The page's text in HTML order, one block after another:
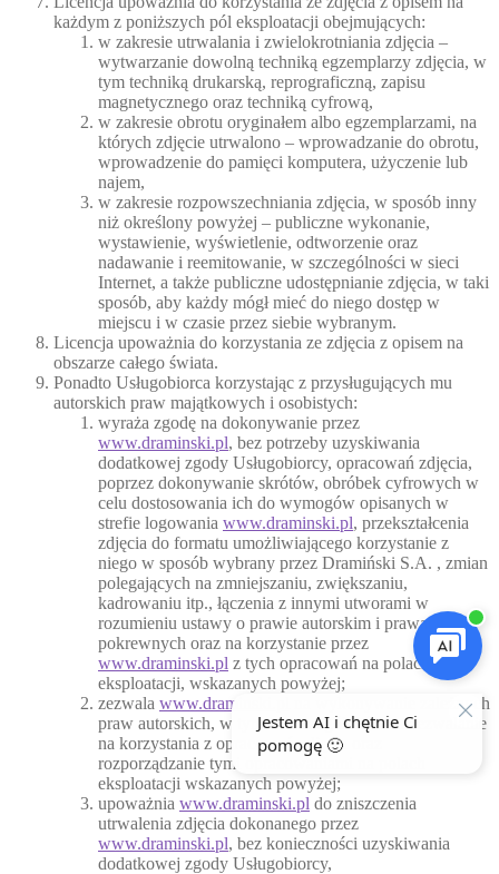
każdym z poniższych pól eksploatacji obejmujących:
w zakresie utrwalania i zwielokrotniania zdjęcia –
wytwarzanie dowolną techniką egzemplarzy zdjęcia, w
tym techniką drukarską, reprograficzną, zapisu
magnetycznego oraz techniką cyfrową,
w zakresie obrotu oryginałem albo egzemplarzami, na
których zdjęcie utrwalono – wprowadzanie do obrotu,
wprowadzenie do pamięci komputera, użyczenie lub
najem,
w zakresie rozpowszechniania zdjęcia, w sposób inny
niż określony powyżej – publiczne wykonanie,
wystawienie, wyświetlenie, odtworzenie oraz
nadawanie i reemitowanie, w szczególności w sieci
Internet, a także publiczne udostępnianie zdjęcia, w taki
sposób, aby każdy mógł mieć do niego dostęp w
miejscu i w czasie przez siebie wybranym.
Licencja upoważnia do korzystania ze zdjęcia z opisem na
obszarze całego świata.
Ponadto Usługobiorca korzystając z przysługujących mu
autorskich praw majątkowych i osobistych:
wyraża zgodę na dokonywanie przez
www.draminski.pl, bez potrzeby uzyskiwania
dodatkowej zgody Usługobiorcy, opracowań zdjęcia,
poprzez dokonywanie skrótów, obróbek cyfrowych w
celu dostosowania ich do wymogów opisanych w
strefie logowania www.draminski.pl, przekształcenia
zdjęcia do formatu umożliwiającego korzystanie z
niego w sposób wybrany przez Dramiński S.A. , zmian
polegających na zmniejszaniu, zwiększaniu,
kadrowaniu itp., łączenia z innymi utworami w
rozumieniu ustawy o prawie autorskim i prawach
pokrewnych oraz na korzystanie przez
www.draminski.pl z tych opracowań na polach
eksploatacji, wskazanych powyżej;
zezwala www.draminski.pl
na wykonywanie zależnych
praw autorskich, w tym w szczególności na zezwalanie
na korzystania z opracowań zdjęcia oraz
rozporządzanie tymi opracowaniami na polach
eksploatacji wskazanych powyżej;
upoważnia www.draminski.pl do zniszczenia
utrwalenia zdjęcia dokonanego przez
www.draminski.pl, bez konieczności uzyskiwania
dodatkowej zgody Usługobiorcy,